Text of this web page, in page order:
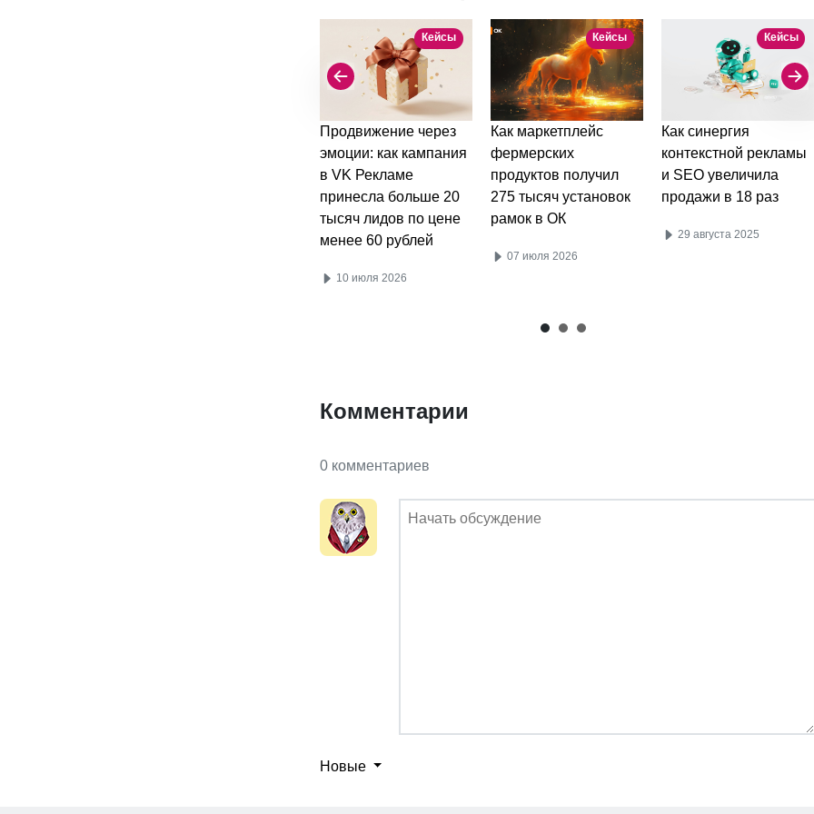
Кейсы
Продвижение через
эмоции: как кампания
в VK Рекламе
принесла больше 20
тысяч лидов по цене
менее 60 рублей
10 июля 2026
Кейсы
Как маркетплейс
фермерских
продуктов получил
275 тысяч установок
рамок в ОК
07 июля 2026
Кейсы
Как синергия
контекстной рекламы
и SEO увеличила
продажи в 18 раз
29 августа 2025
Комментарии
0 комментариев
Новые